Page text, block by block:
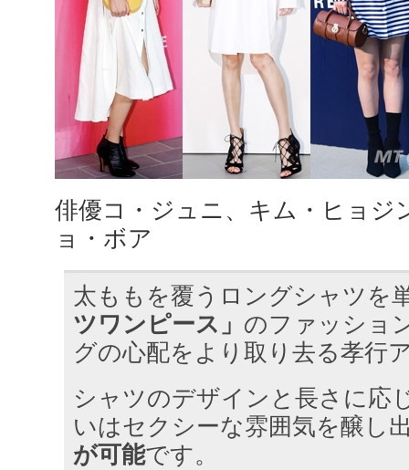
俳優コ・ジュニ、キム・ヒョジ
ョ・ボア
太ももを覆うロングシャツを
ツワンピース」 のファッショ
グの心配をより取り去る孝行
シャツのデザインと長さに応
いはセクシーな雰囲気を醸し
が可能です。